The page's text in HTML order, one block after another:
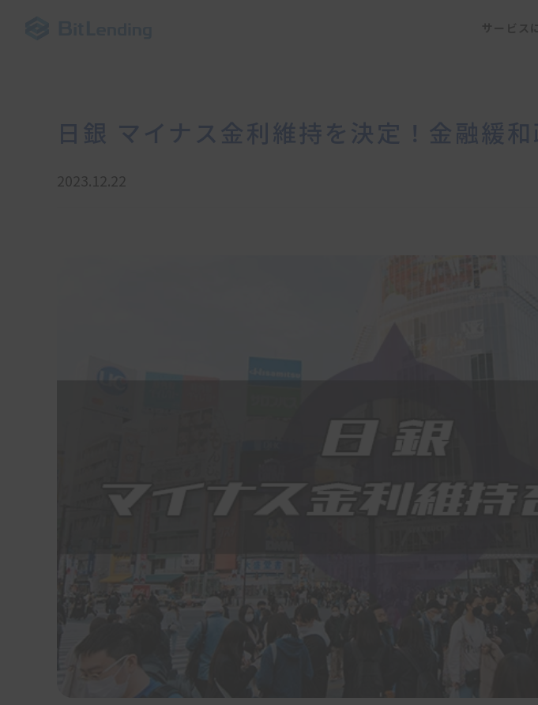
日銀 マイナス金利維持を決定！金融緩
2023.12.22